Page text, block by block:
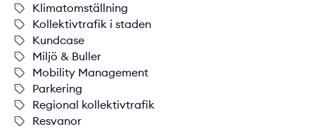
Klimatomställning
Kollektivtrafik i staden
Kundcase
Miljö & Buller
Mobility Management
Parkering
Regional kollektivtrafik
Resvanor